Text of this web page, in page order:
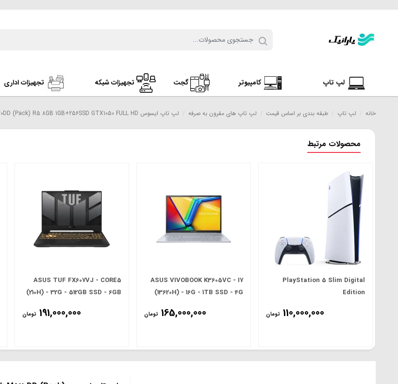
لپ تاپ کامپیوتر گجت تجهیزات شبکه تجهیزات اداری
خانه لپ تاپ طبقه بندی بر اساس قیمت لپ تاپ های مقرون به صرفه لپ تاپ ایسوس VivoBook M570DD (Pack) R5 8GB 1GB+256SSD GTX1050 FULL HD
محصولات مرتبط
PlayStation 5 Slim Digital
Edition
110,000,000 تومان
ASUS VIVOBOOK K3605VC - I7
(13620H) - 16G - 1TB SSD - 4G
165,000,000 تومان
ASUS TUF FX607VJ - CORE5
(210H) - 32G - 512GB SSD - 6GB
191,000,000 تومان